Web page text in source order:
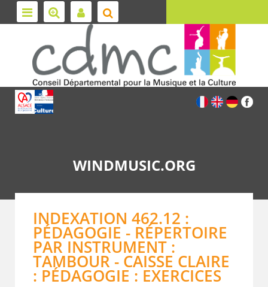
WINDMUSIC.ORG
INDEXATION 462.12 :
PÉDAGOGIE - RÉPERTOIRE
PAR INSTRUMENT :
TAMBOUR - CAISSE CLAIRE
: PÉDAGOGIE : EXERCICES